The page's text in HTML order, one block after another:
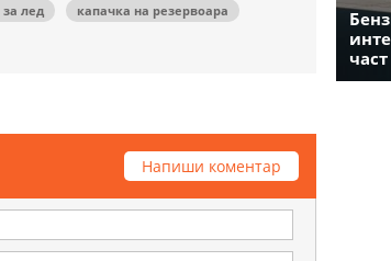
за лед
капачка на резервоара
Напиши коментар
част